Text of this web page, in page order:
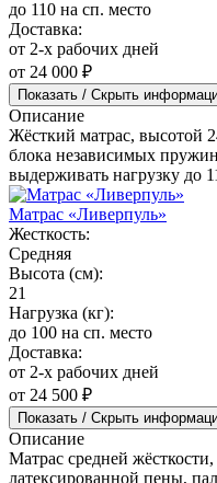
до 110 на сп. место
Доставка:
от 2-х рабочих дней
от 24 000 ₽
Показать / Скрыть
Описание
Жёсткий матрас, высотой
блока независимых
выдерживать нагрузку до
Матрас «Ливерпуль»
Жесткость:
Средняя
Высота (см):
21
Нагрузка (кг):
до 100 на сп. место
Доставка:
от 2-х рабочих дней
от 24 500 ₽
Показать / Скрыть
Описание
Матрас средней
латексированной пены,